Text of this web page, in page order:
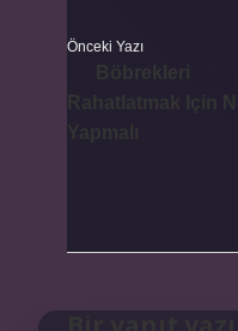
Önceki Yazı